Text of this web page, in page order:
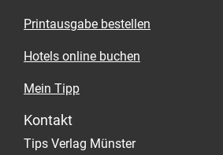
Printausgabe bestellen
Hotels online buchen
Mein Tipp
Kontakt
Tips Verlag Münster